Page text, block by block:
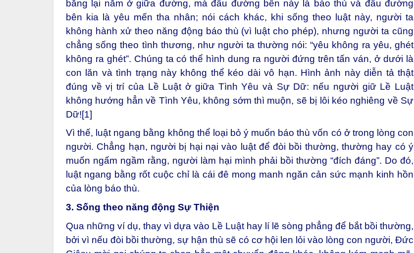
bằng lại nằm ở giữa đường, mà đầu đường bên này là báo thù và đầu đường
bên kia là yêu mến tha nhân; nói cách khác, khi sống theo luật này, người ta
không hành xử theo năng động báo thù (vì luật cho phép), nhưng người ta cũng
chẳng sống theo tình thương, như người ta thường nói: “yêu không ra yêu, ghét
không ra ghét”. Chúng ta có thể hình dung ra người đứng trên tấn ván, ở dưới là
con lăn và tình trạng này không thể kéo dài vô hạn. Hình ảnh này diễn tả thật
đúng về vị trí của Lề Luật ở giữa Tình Yêu và Sự Dữ: nếu người giữ Lề Luật
không hướng hẳn về Tình Yêu, không sớm thì muộn, sẽ bị lôi kéo nghiêng về Sự
Dữ![1]
Vì thế, luật ngang bằng không thể loại bỏ ý muốn báo thù vốn có ở trong lòng con
người. Chẳng hạn, người bị hại nại vào luật để đòi bồi thường, thường hay có ý
muốn ngấm ngầm rằng, người làm hại mình phải bồi thường “đích đáng”. Do đó,
luật ngang bằng rốt cuộc chỉ là cái đê mong manh ngăn cản sức mạnh kinh hồn
của lòng báo thù.
3. Sống theo năng động Sự Thiện
Qua những ví dụ, thay vì dựa vào Lề Luật hay lí lẽ sòng phẳng để bắt bồi thường,
bởi vì nếu đòi bồi thường, sự hận thù sẽ có cơ hội len lỏi vào lòng con người, Đức